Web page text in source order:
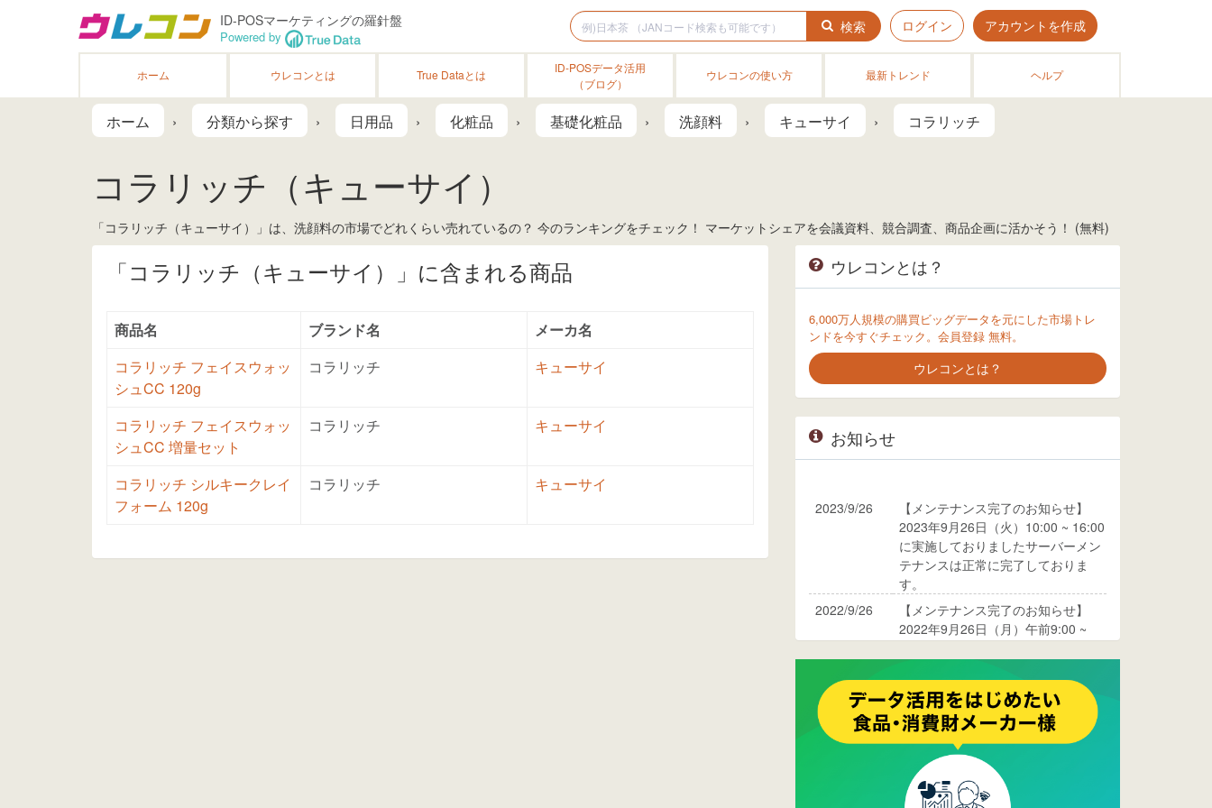
ID-POSマーケティングの羅針盤
Powered by
検索 ログイン アカウントを作成
ホーム ウレコンとは True Dataとは
ID-POSデータ活用
（ブログ）
ウレコンの使い方 最新トレンド ヘルプ
ホーム 分類から探す 日用品 化粧品 基礎化粧品 洗顔料 キューサイ コラリッチ
コラリッチ（キューサイ）
「コラリッチ（キューサイ）」は、洗顔料の市場でどれくらい売れているの？ 今のランキングをチェック！ マーケットシェアを会議資料、競合調査、商品企画に活かそう！ (無料)
「コラリッチ（キューサイ）」に含まれる商品
商品名 ブランド名
メーカ名
コラリッチ フェイスウォッ
シュCC 120g
コラリッチ キューサイ
コラリッチ フェイスウォッ
シュCC 増量セット
コラリッチ キューサイ
コラリッチ シルキークレイ
フォーム 120g
コラリッチ キューサイ
ウレコンとは？
6,000万人規模の購買ビッグデータを元にした市場トレ
ンドを今すぐチェック。会員登録 無料。
ウレコンとは？
お知らせ
2023/9/26
【メンテナンス完了のお知らせ】
2023年9月26日（火）10:00 ~ 16:00
に実施しておりましたサーバーメン
テナンスは正常に完了しておりま
す。
2022/9/26
【メンテナンス完了のお知らせ】
2022年9月26日（月）午前9:00 ~
ります。
2017/05/17
ウレコンでブログ掲載が始まりまし
た。ぜひご覧ください。
ウレコンのサイト機能を大幅バージ
ョンアップ。詳細はこちら。⇒
ページへ